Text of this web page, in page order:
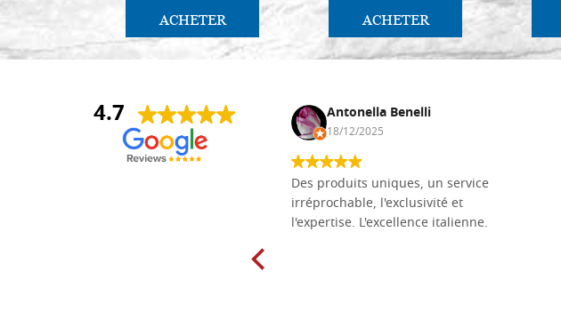
ACHETER ACHETER
4.7
Daniel Vandewalle Antonella Benelli
18/12/2025
Des produits uniques, un service
irréprochable, l'exclusivité et
l'expertise. L'excellence italienne.